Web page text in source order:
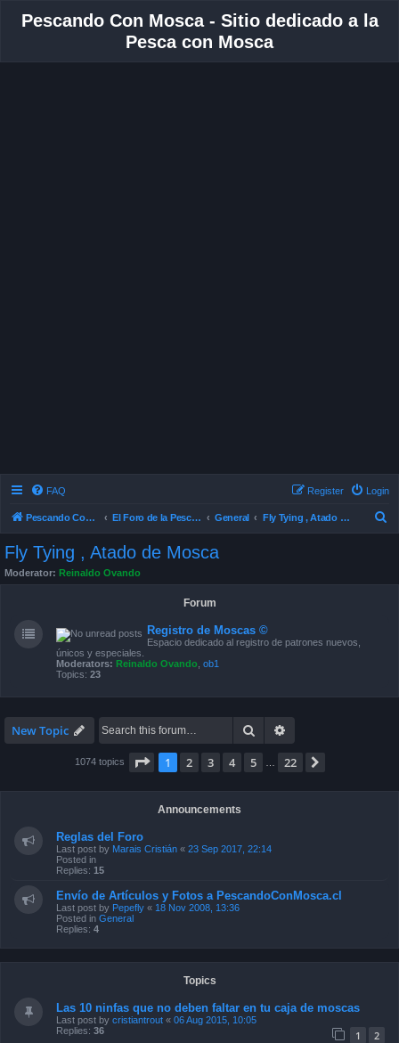
Pescando Con Mosca - Sitio dedicado a la
Pesca con Mosca
FAQ Login
Register
Pescando Con Mosca El Foro de la Pesca con Mosca en Chile General Fly Tying , Atado de Mosca
Fly Tying , Atado de Mosca
Moderator: Reinaldo Ovando
Forum
Registro de Moscas ©
Espacio dedicado al registro de patrones nuevos,
únicos y especiales.
Moderators: Reinaldo Ovando ob1
Topics: 23
New Topic Search
1074 topics Page 1of 22
1 2 3 4 5 22
Announcements
Reglas del Foro
Last post by Marais Cristián « 23 Sep 2017, 22:14
Posted in
Replies: 15
Envío de Artículos y Fotos a PescandoConMosca.cl
Last post by Pepefly « 18 Nov 2008, 13:36
Posted in General
Replies: 4
Topics
Las 10 ninfas que no deben faltar en tu caja de moscas
Last post by cristiantrout « 06 Aug 2015, 10:05
Replies: 36 1 2